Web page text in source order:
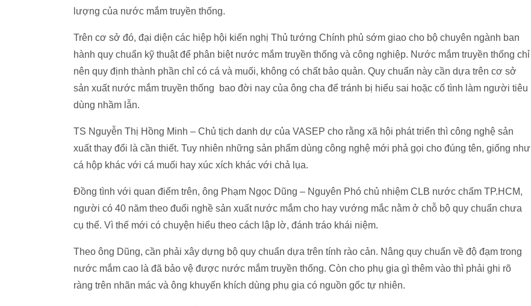
lượng của nước mắm truyền thống.
Trên cơ sở đó, đại diện các hiệp hội kiến nghị Thủ tướng Chính phủ sớm giao cho bộ chuyên ngành ban
hành quy chuẩn kỹ thuật để phân biệt nước mắm truyền thống và công nghiệp. Nước mắm truyền thống chỉ
nên quy định thành phần chỉ có cá và muối, không có chất bảo quản. Quy chuẩn này cần dựa trên cơ sở
sản xuất nước mắm truyền thống bao đời nay của ông cha để tránh bị hiểu sai hoặc cố tình làm người tiêu
dùng nhầm lẫn.
TS Nguyễn Thị Hồng Minh – Chủ tịch danh dự của VASEP cho rằng xã hội phát triển thì công nghệ sản
xuất thay đổi là cần thiết. Tuy nhiên những sản phẩm dùng công nghệ mới phả gọi cho đúng tên, giống như
cá hộp khác với cá muối hay xúc xích khác với chả lụa.
Đồng tình với quan điểm trên, ông Phạm Ngọc Dũng – Nguyên Phó chủ nhiệm CLB nước chấm TP.HCM,
người có 40 năm theo đuổi nghề sản xuất nước mắm cho hay vướng mắc nằm ở chỗ bộ quy chuẩn chưa
cụ thể. Vì thế mới có chuyện hiểu theo cách lập lờ, đánh tráo khái niệm.
Theo ông Dũng, cần phải xây dựng bộ quy chuẩn dựa trên tính rào cản. Nâng quy chuẩn về độ đạm trong
nước mắm cao là đã bảo vệ được nước mắm truyền thống. Còn cho phụ gia gì thêm vào thì phải ghi rõ
ràng trên nhãn mác và ông khuyến khích dùng phụ gia có nguồn gốc tự nhiên.